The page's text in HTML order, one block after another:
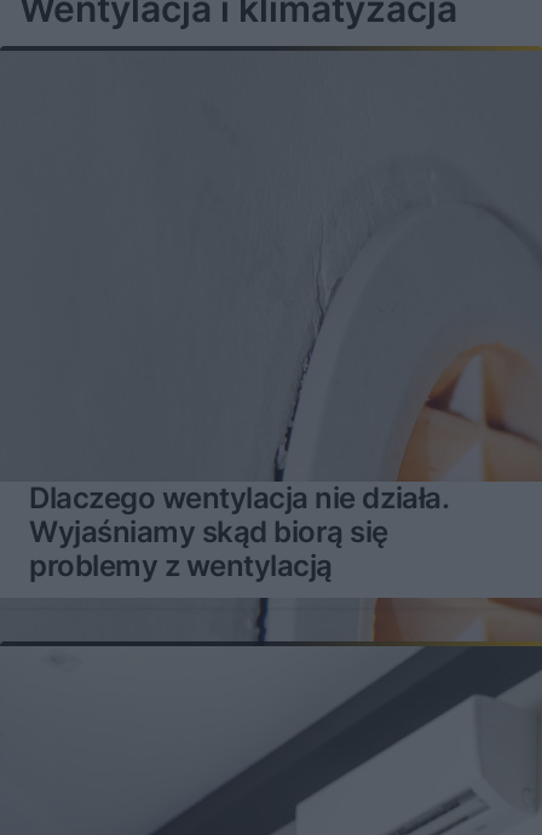
Dlaczego wentylacja nie działa.
Wyjaśniamy skąd biorą się
problemy z wentylacją